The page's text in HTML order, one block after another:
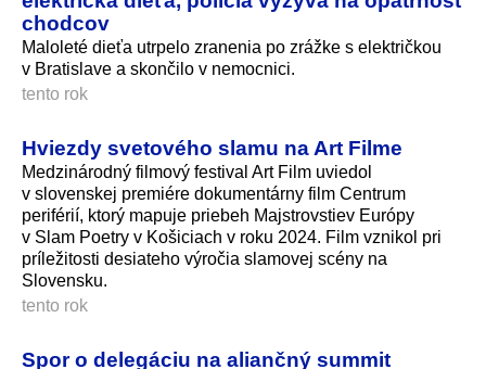
chodcov
Maloleté dieťa utrpelo zranenia po zrážke s električkou
v Bratislave a skončilo v nemocnici.
tento rok
Hviezdy svetového slamu na Art Filme
Medzinárodný filmový festival Art Film uviedol
v slovenskej premiére dokumentárny film Centrum
periférií, ktorý mapuje priebeh Majstrovstiev Európy
v Slam Poetry v Košiciach v roku 2024. Film vznikol pri
príležitosti desiateho výročia slamovej scény na
Slovensku.
tento rok
Spor o delegáciu na aliančný summit